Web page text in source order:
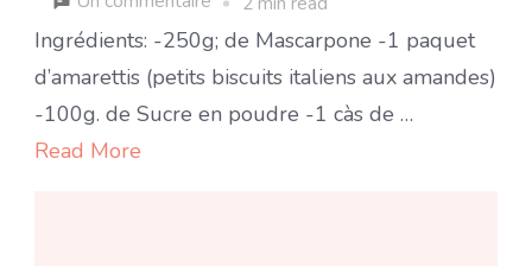
Tiramisu
au
café
Ingrédients: -250g; de Mascarpone -1 paquet
d’amarettis (petits biscuits italiens aux amandes)
-100g. de Sucre en poudre -1 càs de …
Read More